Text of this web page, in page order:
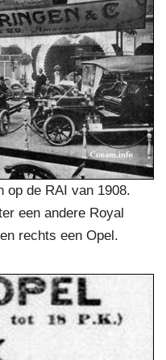
op de RAI van 1908.
een andere Royal
rechts een Opel.